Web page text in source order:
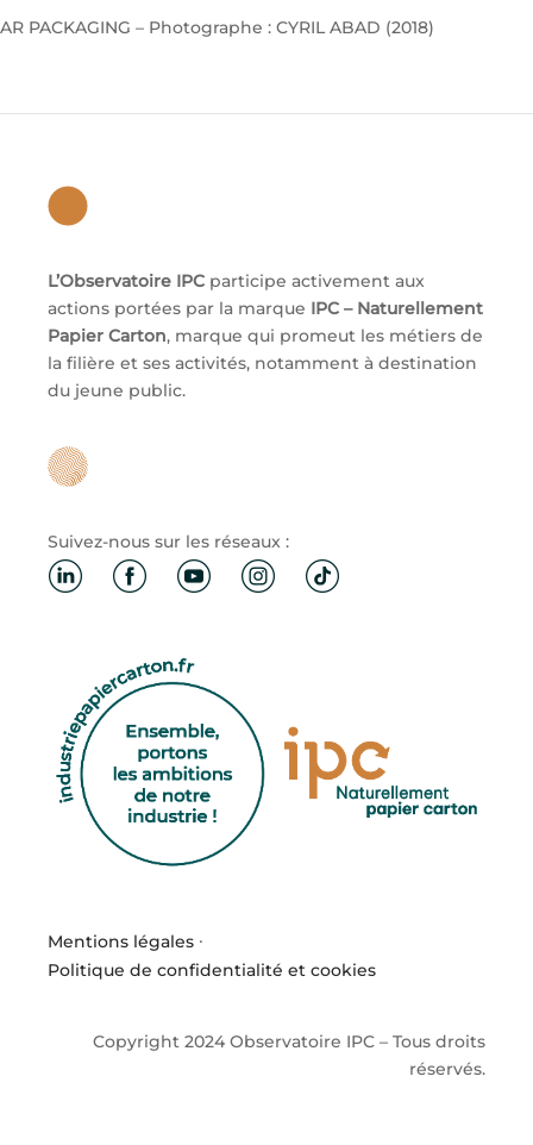
AR PACKAGING – Photographe : CYRIL ABAD (2018)
L’Observatoire IPC participe activement aux
actions portées par la marque IPC – Naturellement
Papier Carton, marque qui promeut les métiers de
la filière et ses activités, notamment à destination
du jeune public.
Suivez-nous sur les réseaux :
Mentions légales ·
Politique de confidentialité et cookies
Copyright 2024 Observatoire IPC – Tous droits
réservés.